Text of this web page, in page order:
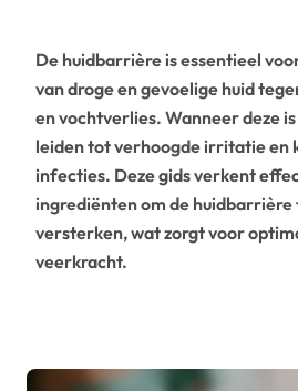
De huidbarrière is essentieel
van droge en gevoelige huid
en vochtverlies. Wanneer deze
leiden tot verhoogde irritatie en
infecties. Deze gids verkent
ingrediënten om de
versterken, wat zorgt voor
veerkracht.